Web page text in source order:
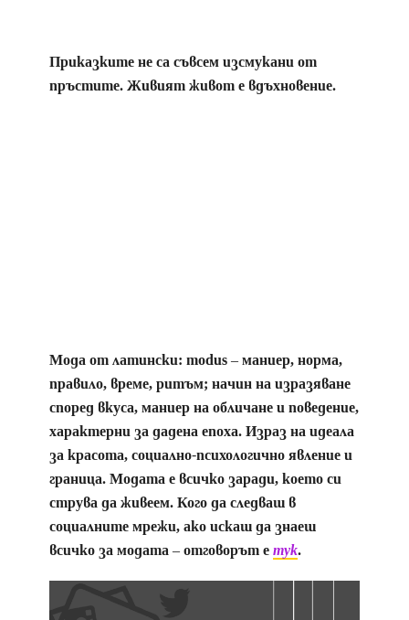
Приказките не са съвсем изсмукани от
пръстите. Живият живот е вдъхновение.
Мода от латински: modus – маниер, норма,
правило, време, ритъм; начин на изразяване
според вкуса, маниер на обличане и поведение,
характерни за дадена епоха. Израз на идеала
за красота, социално-психологично явление и
граница. Модата е всичко заради, което си
струва да живеем. Кого да следваш в
социалните мрежи, ако искаш да знаеш
всичко за модата – отговорът етук.